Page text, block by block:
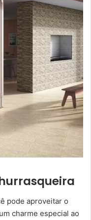
pode aproveitar o
charme especial ao